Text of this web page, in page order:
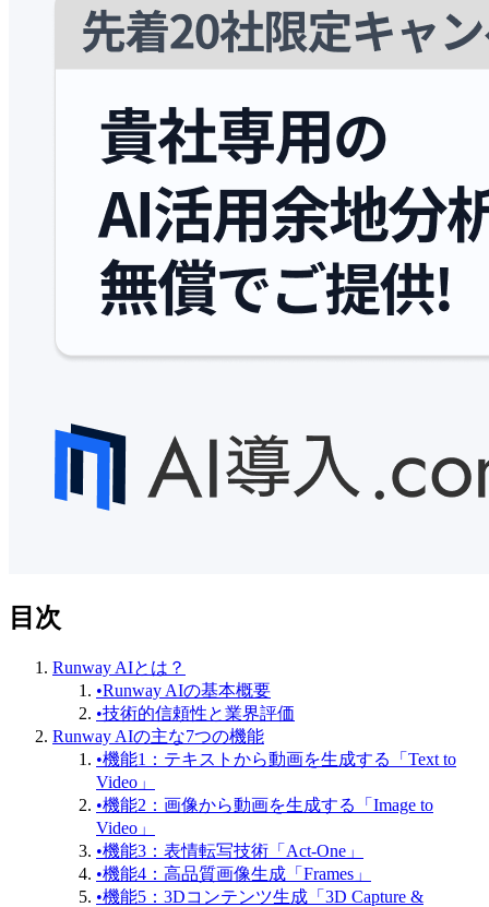
目次
Runway AIとは？
•Runway AIの基本概要
•技術的信頼性と業界評価
Runway AIの主な7つの機能
•機能1：テキストから動画を生成する「Text to
Video」
•機能2：画像から動画を生成する「Image to
Video」
•機能3：表情転写技術「Act-One」
•機能4：高品質画像生成「Frames」
•機能5：3Dコンテンツ生成「3D Capture &